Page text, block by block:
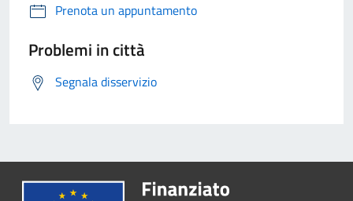
Prenota un appuntamento
Problemi in città
Segnala disservizio